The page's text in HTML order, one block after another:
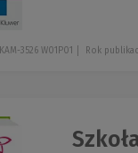
KAM-3526 W01P01 Rok